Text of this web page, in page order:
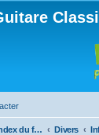
Index du forum Divers